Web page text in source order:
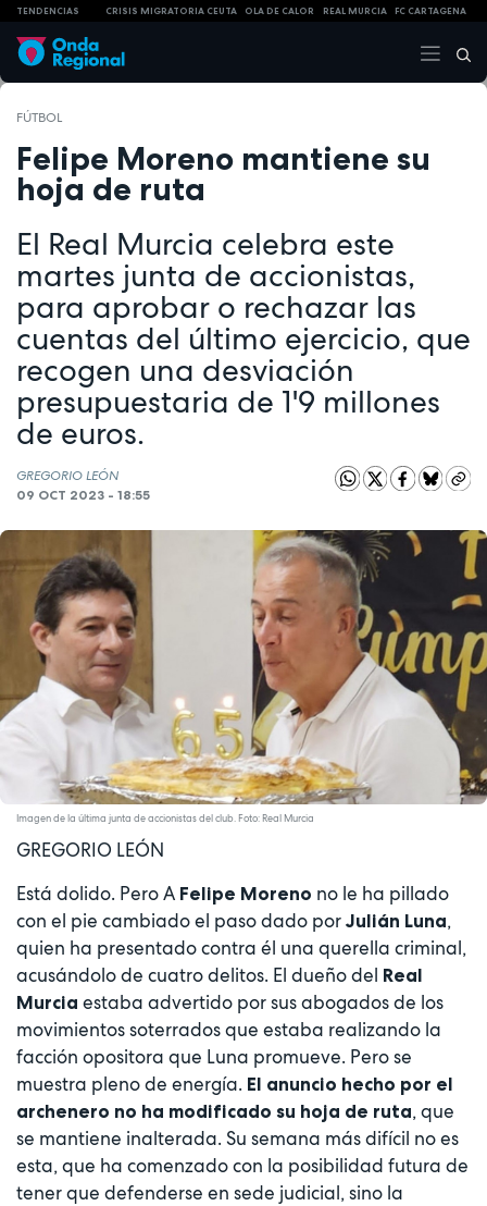
TENDENCIAS CRISIS MIGRATORIA CEUTA OLA DE CALOR REAL MURCIA FC CARTAGENA
FÚTBOL
Felipe Moreno mantiene su
hoja de ruta
El Real Murcia celebra este
martes junta de accionistas,
para aprobar o rechazar las
cuentas del último ejercicio, que
recogen una desviación
presupuestaria de 1'9 millones
de euros.
GREGORIO LEÓN
09 OCT 2023 - 18:55
Imagen de la última junta de accionistas del club. Foto: Real Murcia
GREGORIO LEÓN
Está dolido. Pero A Felipe Moreno no le ha pillado
con el pie cambiado el paso dado por Julián Luna,
quien ha presentado contra él una querella criminal,
acusándolo de cuatro delitos. El dueño del Real
Murcia estaba advertido por sus abogados de los
movimientos soterrados que estaba realizando la
facción opositora que Luna promueve. Pero se
muestra pleno de energía. El anuncio hecho por el
archenero no ha modificado su hoja de ruta, que
se mantiene inalterada. Su semana más difícil no es
esta, que ha comenzado con la posibilidad futura de
tener que defenderse en sede judicial, sino la